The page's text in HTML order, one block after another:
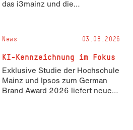
das i3mainz und die
und 14. November 2026 den
Hackathon hack4GDI_DE an der
Hochschule Mainz aus. Die
Anmeldung ist geöffnet und bis
zum 2. Oktober 2026 möglich.
News 03.08.2026
KI-Kennzeichnung im Fokus
Exklusive Studie der Hochschule
Mainz und Ipsos zum German
Brand Award 2026 liefert neue